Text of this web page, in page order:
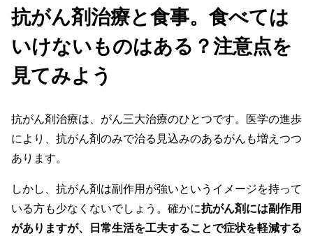
抗がん剤治療と食事。食べては
いけないものはある？注意点を
見てみよう
抗がん剤治療は、がん三大治療のひとつです。医学の進歩
により、抗がん剤のみで治る見込みのあるがんも増えつつ
あります。
しかし、抗がん剤は副作用が強いというイメージを持って
いる方も少なくないでしょう。確かに抗がん剤には副作用
がありますが、日常生活を工夫することで症状を軽減する